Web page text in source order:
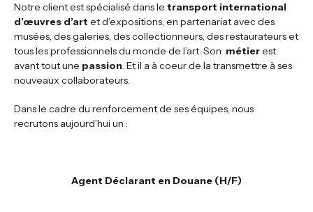
Notre client est spécialisé dans le transport international
d’œuvres d’art et d’expositions, en partenariat avec des
musées, des galeries, des collectionneurs, des restaurateurs et
tous les professionnels du monde de l’art. Son métierest
avant tout une passion. Et il a à coeur de la transmettre à ses
nouveaux collaborateurs.
Dans le cadre du renforcement de ses équipes, nous
recrutons aujourd’hui un :
Agent Déclarant en Douane (H/F)